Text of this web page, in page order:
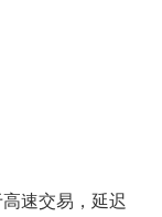
速交易，延迟